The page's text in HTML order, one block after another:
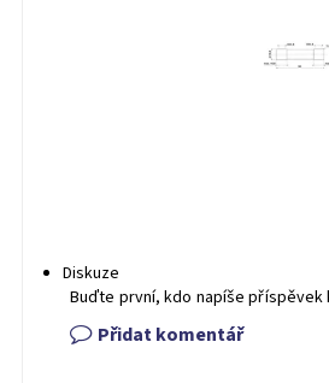
Diskuze
Buďte první, kdo napíše
Přidat komentář